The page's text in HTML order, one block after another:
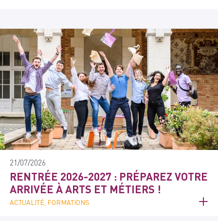
21/07/2026
RENTRÉE 2026-2027 : PRÉPAREZ VOTRE
ARRIVÉE À ARTS ET MÉTIERS !
ACTUALITÉ, FORMATIONS